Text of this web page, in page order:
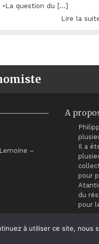
question du […]
Lire la
–
A
Il a
pour
du
pour
à utiliser ce site, nous